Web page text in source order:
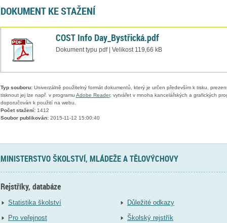
DOKUMENT KE STAŽENÍ
COST Info Day_Bystřická.pdf
Dokument typu pdf | Velikost 119,66 kB
Typ souboru:Univerzálně použitelný formát dokumentů, který je určen především k tisku,
tisknout jej lze např. v programu Adobe Reader, vytvářet v mnoha kancelářských a grafických
doporučován k použití na webu.
Počet stažení:1412
Soubor publikován:2015-11-12 15:00:40
MINISTERSTVO ŠKOLSTVÍ, MLÁDEŽE A TĚLOVÝCHOVY
Rejstříky, databáze
Statistika školství
Pro veřejnost
Důležité odkazy
Školský rejstřík